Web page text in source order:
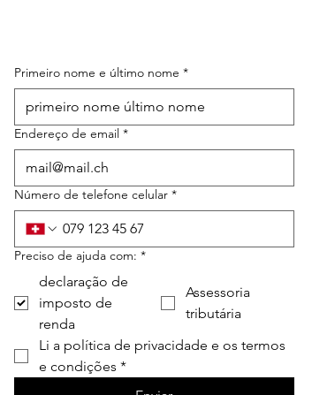
Primeiro nome e último nome *
Endereço de email *
Número de telefone celular *
Preciso de ajuda com: *
declaração de
imposto de
renda
Assessoria
tributária
Li a política de privacidade e os termos
e condições *